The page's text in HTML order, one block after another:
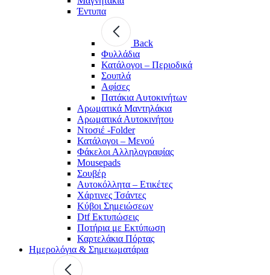
Έντυπα
Back
Φυλλάδια
Κατάλογοι – Περιοδικά
Σουπλά
Αφίσες
Πατάκια Αυτοκινήτων
Αρωματικά Μαντηλάκια
Αρωματικά Αυτοκινήτου
Ντοσιέ -Folder
Κατάλογοι – Μενού
Φάκελοι Αλληλογραφίας
Mousepads
Σουβέρ
Αυτοκόλλητα – Ετικέτες
Χάρτινες Τσάντες
Κύβοι Σημειώσεων
Dtf Εκτυπώσεις
Ποτήρια με Εκτύπωση
Καρτελάκια Πόρτας
Ημερολόγια & Σημειωματάρια